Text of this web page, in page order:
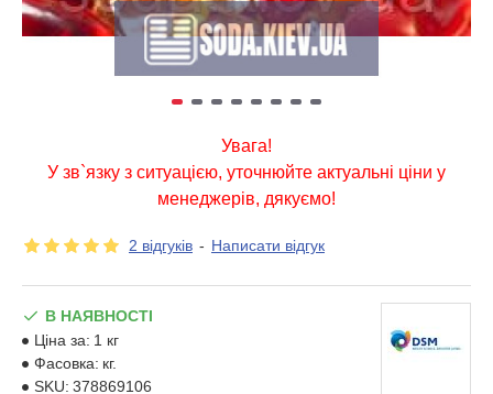
Увага!
У зв`язку з ситуацією, уточнюйте актуальні ціни у
менеджерів, дякуємо!
2 відгуків - Написати відгук
В НАЯВНОСТІ
Ціна за: 1 кг
Фасовка: кг.
SKU: 378869106